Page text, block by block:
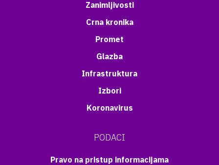
Zanimljivosti
Crna kronika
Promet
Glazba
Infrastruktura
Izbori
Koronavirus
PODACI
Pravo na pristup informacijama